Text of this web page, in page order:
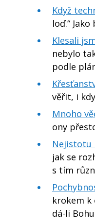
Když
loď.“
Klesali
nebylo
podle
věřit, i
Mnoho
ony
Nejistotu
jak se
s tím
krokem
dá-li